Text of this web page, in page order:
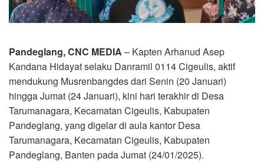
Pandeglang, CNC MEDIA – Kapten Arhanud Asep
Kandana Hidayat selaku Danramil 0114 Cigeulis, aktif
mendukung Musrenbangdes dari Senin (20 Januari)
hingga Jumat (24 Januari), kini hari terakhir di Desa
Tarumanagara, Kecamatan Cigeulis, Kabupaten
Pandeglang, yang digelar di aula kantor Desa
Tarumanagara, Kecamatan Cigeulis, Kabupaten
Pandeglang, Banten pada Jumat (24/01/2025).